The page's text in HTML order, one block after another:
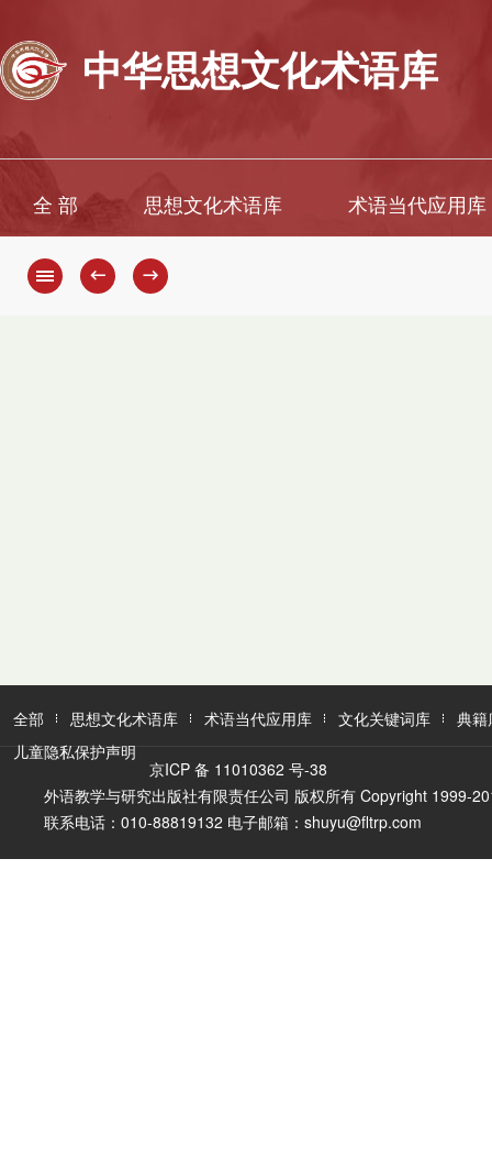
中华思想文化术语库
全 部 思想文化术语库 术语当代应用库
← →
全部 思想文化术语库 术语当代应用库 文化关键词库
典籍
儿童隐私保护声明
京ICP 备 11010362 号-38
外语教学与研究出版社有限责任公司 版权所有 Copyright 1999-
联系电话：010-88819132 电子邮箱：shuyu@fltrp.com